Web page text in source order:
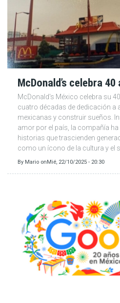
McDonald’s celebra
McDonald's México celebra su
cuatro décadas de dedicación a
mexicanas y construir sueños.
amor por el país, la compañía
historias que trascienden
como un ícono de la cultura y el
By Mario onMié, 22/10/2025 - 20:30